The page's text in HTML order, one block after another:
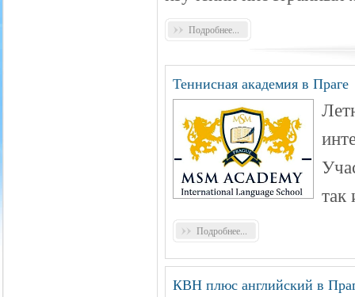
Подробнее...
Теннисная академия в Праге
так
Подробнее...
КВН плюс английский в